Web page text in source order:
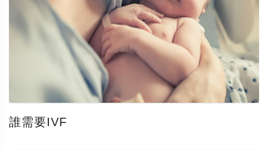
誰需要IVF